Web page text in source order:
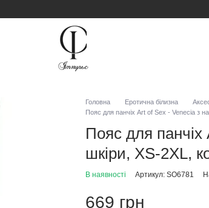
Головна Еротична білизна
Пояс для панчіх Art of Sex - Venecia з
Пояс для панчіх
шкіри, XS-2XL,
В наявності Артикул: SO6781
669 грн